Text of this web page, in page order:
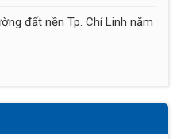
đất nền Tp. Chí Linh năm